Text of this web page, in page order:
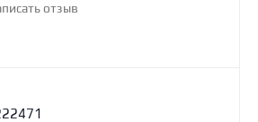
отзыв